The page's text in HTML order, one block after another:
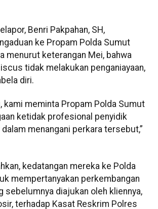
Benri Pakpahan, SH,
ke Propam Polda Sumut
menurut keterangan Mei, bahwa
tidak melakukan penganiayaan,
diri.
kami meminta Propam Polda Sumut
ketidak profesional penyidik
menangani perkara tersebut,”
kedatangan mereka ke Polda
mempertanyakan perkembangan
sebelumnya diajukan oleh kliennya,
terhadap Kasat Reskrim Polres